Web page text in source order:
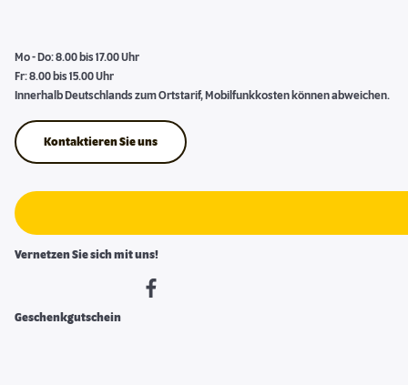
Mo - Do: 8.00 bis 17.00 Uhr
Fr: 8.00 bis 15.00 Uhr
Innerhalb Deutschlands zum Ortstarif, Mobilfunkkosten können abweichen.
Kontaktieren Sie uns
Vernetzen Sie sich mit uns!
Geschenkgutschein